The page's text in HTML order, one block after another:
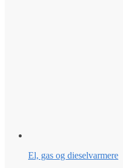
El, gas og dieselvarmere